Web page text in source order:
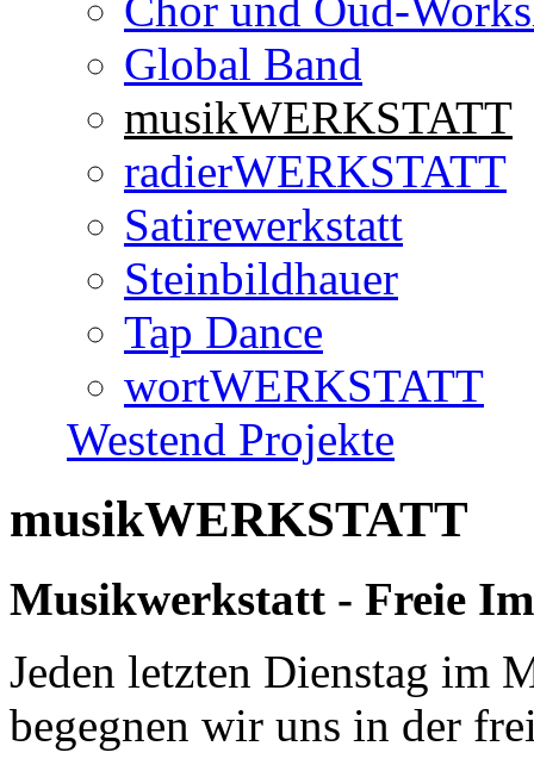
Chor und Oud-
Global Band
musikWERKSTATT
radierWERKSTATT
Satirewerkstatt
Steinbildhauer
Tap Dance
wortWERKSTATT
Westend Projekte
musikWERKSTATT
Musikwerkstatt - Freie
Jeden letzten Dienstag im
begegnen wir uns in der